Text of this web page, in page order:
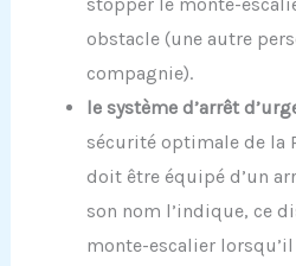
obstacle (une autre
compagnie).
le système d’arrêt
sécurité optimale de la
doit être équipé d’un
son nom l’indique, ce
monte-escalier